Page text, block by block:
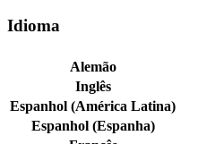
Idioma
Alemão
Inglês
Espanhol (América Latina)
Espanhol (Espanha)